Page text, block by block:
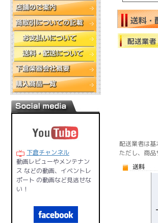
下倉チャンネル
動画レビューやメンテナン
ス などの動画、イベントレ
ポート の動画など見逃せな
い！
送料・
配送業
配送業者は基
ただし、商品
送料